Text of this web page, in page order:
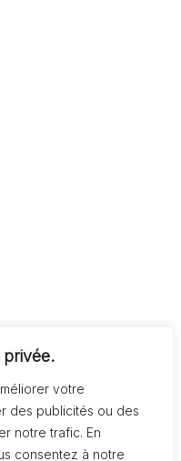
votre
des publicités ou des
notre trafic. En
consentez à notre